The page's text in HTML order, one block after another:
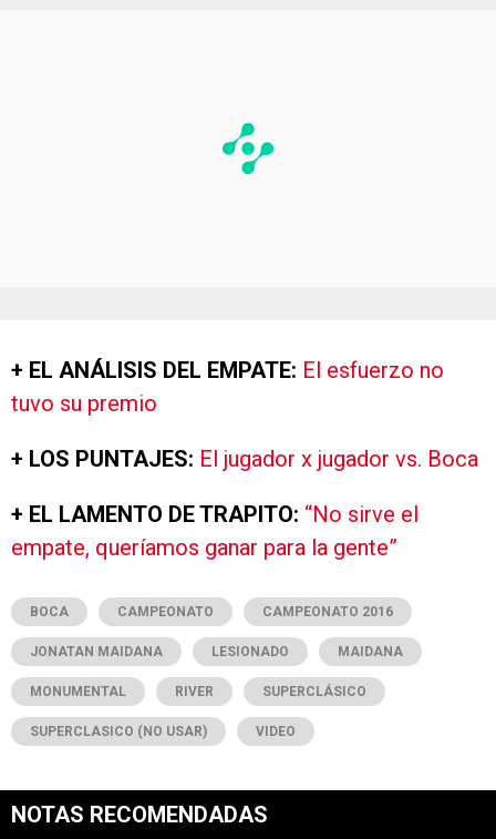
+ EL ANÁLISIS DEL EMPATE: El esfuerzo no
tuvo su premio
+ LOS PUNTAJES: El jugador x jugador vs. Boca
+ EL LAMENTO DE TRAPITO: “No sirve el
empate, queríamos ganar para la gente”
BOCA CAMPEONATO CAMPEONATO 2016
JONATAN MAIDANA LESIONADO MAIDANA
MONUMENTAL RIVER SUPERCLÁSICO
SUPERCLASICO (NO USAR) VIDEO
NOTAS RECOMENDADAS